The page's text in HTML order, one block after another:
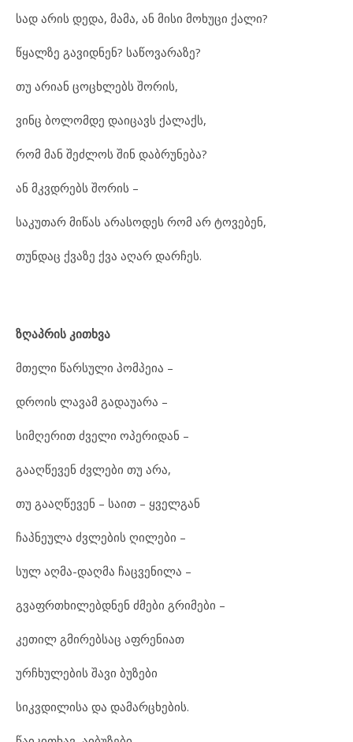
სად არის დედა, მამა, ან მისი მოხუცი ქალი?
წყალზე გავიდნენ? საწოვარაზე?
თუ არიან ცოცხლებს შორის,
ვინც ბოლომდე დაიცავს ქალაქს,
რომ მან შეძლოს შინ დაბრუნება?
ან მკვდრებს შორის –
საკუთარ მიწას არასოდეს რომ არ ტოვებენ,
თუნდაც ქვაზე ქვა აღარ დარჩეს.
ზღაპრის კითხვა
მთელი წარსული პომპეია –
დროის ლავამ გადაუარა –
სიმღერით ძველი ოპერიდან –
გააღწევენ ძვლები თუ არა,
თუ გააღწევენ – საით – ყველგან
ჩაპნეულა ძვლების ღილები –
სულ აღმა-დაღმა ჩაცვენილა –
გვაფრთხილებდნენ ძმები გრიმები –
კეთილ გმირებსაც აფრენიათ
ურჩხულების შავი ბუზები
სიკვდილისა და დამარცხების.